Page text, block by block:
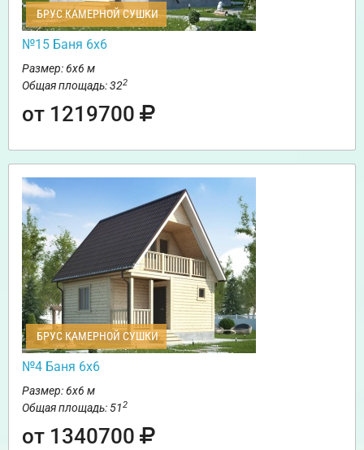
БРУС КАМЕРНОЙ СУШКИ
№15 Баня 6х6
Размер: 6х6 м
Общая площадь: 322
от 1219700
БРУС КАМЕРНОЙ СУШКИ
№4 Баня 6х6
Размер: 6х6 м
Общая площадь: 512
от 1340700